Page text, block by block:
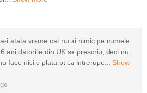
i atata vreme cat nu ai nimic pe numele
ani datoriile din UK se prescriu, deci nu
face nici o plata pt ca intrerupe...
Show